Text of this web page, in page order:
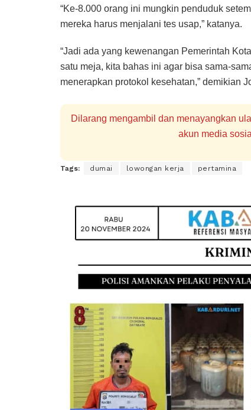
“Ke-8.000 orang ini mungkin penduduk
mereka harus menjalani tes usap,” katanya.
“Jadi ada yang kewenangan Pemerintah
satu meja, kita bahas ini agar bisa sama-
menerapkan protokol kesehatan,” demikian
Dilarang mengambil dan menayangkan
akun media
Tags: dumai lowongan kerja pertamina